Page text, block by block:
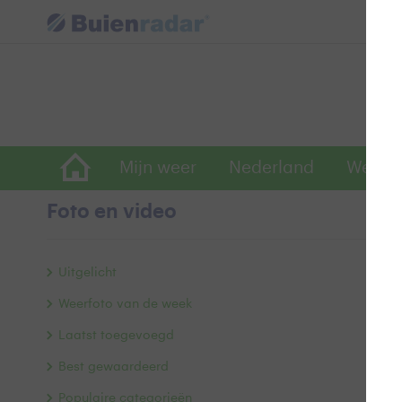
Mijn weer Nederland
Foto en video
Uitgelicht
Weerfoto van de week
Laatst toegevoegd
Best gewaardeerd
Populaire categorieën